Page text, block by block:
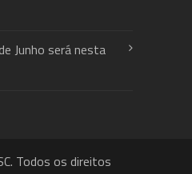
Junho será nesta
Todos os direitos